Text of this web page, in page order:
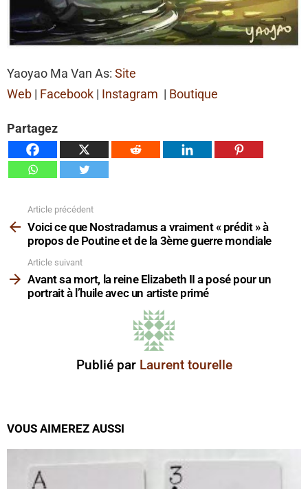
Yaoyao Ma Van As: Site
Web | Facebook | Instagram | Boutique
Partagez
plus
Article précédent
Voici ce que Nostradamus a vraiment « prédit » à
propos de Poutine et de la 3ème guerre mondiale
Article suivant
Avant sa mort, la reine Elizabeth II a posé pour un
portrait à l’huile avec un artiste primé
Publié par Laurent tourelle
VOUS AIMEREZ AUSSI